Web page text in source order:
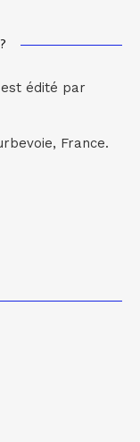
édité par
France.